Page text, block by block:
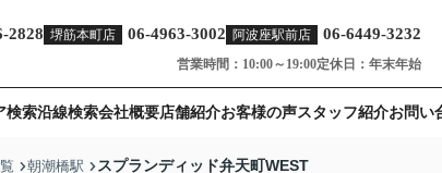
2828 堺筋本町店 06-4963-3002 阿波座駅前店 06-6449-3232
営業時間：10:00～19:00定休日：年末年始
検索沿線検索会社概要店舗紹介お客様の声スタッフ紹介お問い
朝潮橋駅 スプランディッド弁天町WEST